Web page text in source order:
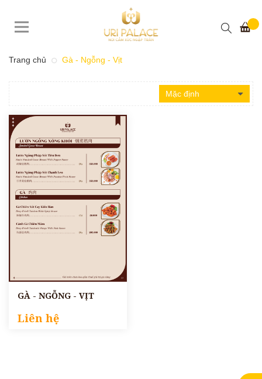
Trang chủ Gà - Ngỗng - Vịt
GÀ - NGỖNG - VỊT
Liên hệ